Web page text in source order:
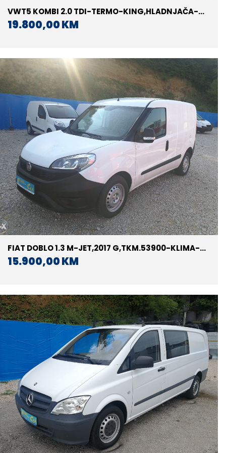
VWT5 KOMBI 2.0 TDI-TERMO-KING,HLADNJAČA-
PRODUŽENI
19.800,00 KM
FIAT DOBLO 1.3 M-JET,2017 G,TKM.53900-KLIMA-
EURO 6
15.900,00 KM